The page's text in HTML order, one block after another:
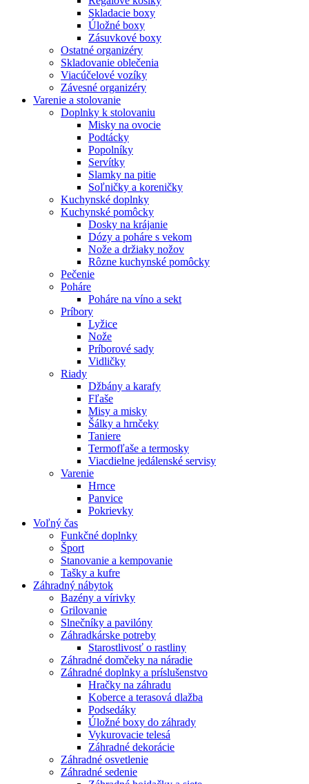
Skladacie boxy
Úložné boxy
Zásuvkové boxy
Ostatné organizéry
Skladovanie oblečenia
Viacúčelové vozíky
Závesné organizéry
Varenie a stolovanie
Doplnky k stolovaniu
Misky na ovocie
Podtácky
Popolníky
Servítky
Slamky na pitie
Soľničky a koreničky
Kuchynské doplnky
Kuchynské pomôcky
Dosky na krájanie
Dózy a poháre s vekom
Nože a držiaky nožov
Rôzne kuchynské pomôcky
Pečenie
Poháre
Poháre na víno a sekt
Príbory
Lyžice
Nože
Príborové sady
Vidličky
Riady
Džbány a karafy
Fľaše
Misy a misky
Šálky a hrnčeky
Taniere
Termofľaše a termosky
Viacdielne jedálenské servisy
Varenie
Hrnce
Panvice
Pokrievky
Voľný čas
Funkčné doplnky
Šport
Stanovanie a kempovanie
Tašky a kufre
Záhradný nábytok
Bazény a vírivky
Grilovanie
Slnečníky a pavilóny
Záhradkárske potreby
Starostlivosť o rastliny
Záhradné domčeky na náradie
Záhradné doplnky a príslušenstvo
Hračky na záhradu
Koberce a terasová dlažba
Podsedáky
Úložné boxy do záhrady
Vykurovacie telesá
Záhradné dekorácie
Záhradné osvetlenie
Záhradné sedenie